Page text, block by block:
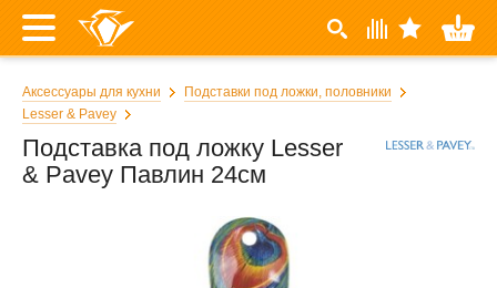
Аксессуары для кухни
Подставки под ложки, половники
Lesser & Pavey
Подставка под ложку Lesser
& Pavey Павлин 24см